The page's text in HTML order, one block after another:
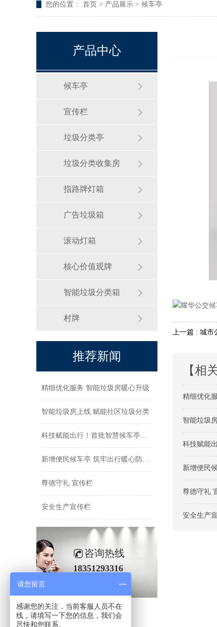
您的位置： 首页 > 产品展示 > 候车亭
产品中心
候车亭
宣传栏
垃圾分类亭
垃圾分类收集房
指路牌灯箱
广告垃圾箱
滚动灯箱
核心价值观牌
智能垃圾分类箱
村牌
推荐新闻
精细优化服务 智能垃圾房暖心升级
智能垃圾房上线 赋能社区垃圾分类
科技赋能出行！首批智慧候车亭落地主城区 打造数字化公交出行新场景
新增便民候车亭 筑牢出行暖心防线 城区12处空白站点补齐候车配套
尊德守礼 宣传栏
安全生产宣传栏
咨询热线
18351293316
上一篇 : 城市
【相
精细优化
智能垃圾
科技赋能
新增便民
尊德守礼
安全生产
请您留言
感谢您的关注，当前客服人员不在
线，请填写一下您的信息，我们会
尽快和您联系。